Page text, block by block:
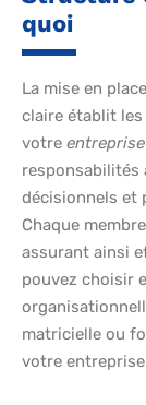
quoi
La mise en
claire établit
votre entreprise
responsabilités
décisionnels et
Chaque
assurant ainsi
pouvez choisir
matricielle ou
votre